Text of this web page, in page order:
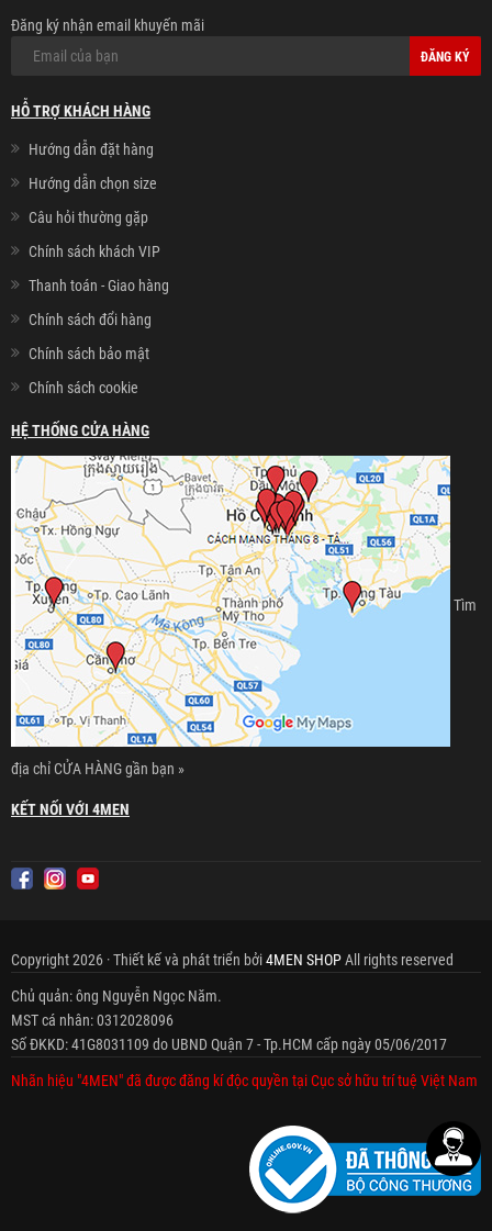
Đăng ký nhận email khuyến mãi
ĐĂNG KÝ
HỖ TRỢ KHÁCH HÀNG
Hướng dẫn đặt hàng
Hướng dẫn chọn size
Câu hỏi thường gặp
Chính sách khách VIP
Thanh toán - Giao hàng
Chính sách đổi hàng
Chính sách bảo mật
Chính sách cookie
HỆ THỐNG CỬA HÀNG
Tìm
địa chỉ CỬA HÀNG gần bạn »
KẾT NỐI VỚI 4MEN
Copyright 2026 · Thiết kế và phát triển bởi4MEN SHOPAll rights reserved
Chủ quản: ông Nguyễn Ngọc Năm.
MST cá nhân: 0312028096
Số ĐKKD: 41G8031109 do UBND Quận 7 - Tp.HCM cấp ngày 05/06/2017
Nhãn hiệu "4MEN" đã được đăng kí độc quyền tại Cục sở hữu trí tuệ Việt Nam